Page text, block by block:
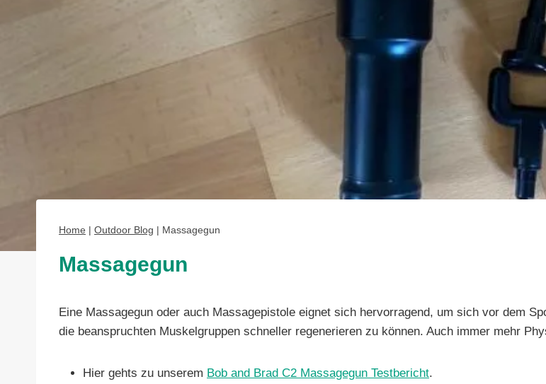
Home | Outdoor Blog | Massagegun
Massagegun
Eine Massagegun oder auch Massagepistole eignet sich hervorragend, um sich vor dem
die beanspruchten Muskelgruppen schneller regenerieren zu können. Auch immer mehr
Hier gehts zu unserem Bob and Brad C2 Massagegun Testbericht.